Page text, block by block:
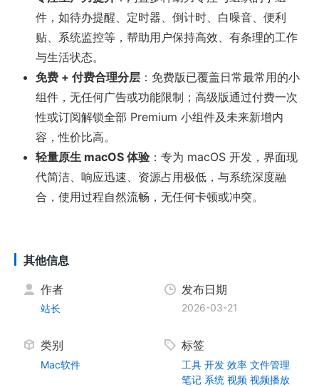
件，如待办提醒、定时器、倒计时、白噪音、便利
贴、系统监控等，帮助用户保持高效、有条理的工作
与生活状态。
免费 + 付费合理分层 ：免费版已覆盖日常最常用的小
组件，无任何广告或功能限制；高级版通过付费一次
性或订阅解锁全部 Premium 小组件及未来新增内
容，性价比高。
轻量原生 macOS 体验 ：专为 macOS 开发，界面现
代简洁、响应迅速、资源占用极低，与系统深度融
合，使用过程自然流畅，无任何卡顿或冲突。
其他信息
作者
站长
发布日期
2026-03-21
类别
Mac软件
标签
工具 开发 效率 文件管理
笔记 系统 视频 视频播放